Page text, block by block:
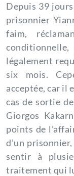
Depuis 39
prisonnier
faim,
légalement
six mois.
acceptée, car il
cas de sortie
Giorgos
points de
d’un
sentir à
traitement qui